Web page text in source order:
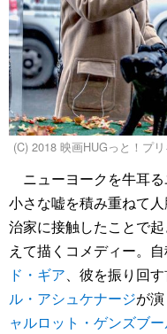
(C) 2018 映画HUGっと！プ
ニューヨークを牛耳
小さな嘘を積み重ねて
治家に接触したことで
えて描くコメディー。
ド・ギア、彼を振り回
ル・アシュケナージが
ャルロット・ゲンズブ